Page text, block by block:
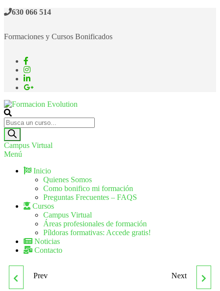
630 066 514
Formaciones y Cursos Bonificados
Formacion Evolution
Cursos de formación continua
Campus Virtual
Menú
Inicio
Quienes Somos
Como bonifico mi formación
Preguntas Frecuentes – FAQS
Cursos
Campus Virtual
Áreas profesionales de formación
Píldoras formativas: Accede gratis!
Noticias
Contacto
AGENTE INMOBILIARIO
Prev ARGA0311 SERIGRAFÍA
Next